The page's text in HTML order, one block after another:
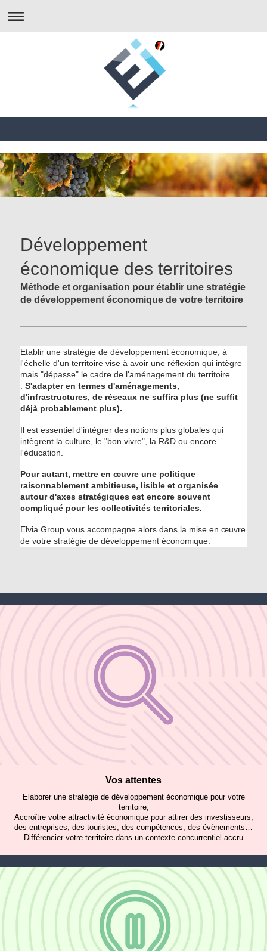
Développement
économique des territoires
Méthode et organisation pour établir une stratégie
de développement économique de votre territoire
Etablir une stratégie de développement économique, à
l'échelle d'un territoire vise à avoir une réflexion qui intègre
mais "dépasse" le cadre de l'aménagement du territoire
: S'adapter en termes d'aménagements,
d'infrastructures, de réseaux ne suffira plus (ne suffit
déjà probablement plus).
Il est essentiel d'intégrer des notions plus globales qui
intègrent la culture, le "bon vivre", la R&D ou encore
l'éducation.
Pour autant, mettre en œuvre une politique
raisonnablement ambitieuse, lisible et organisée
autour d'axes stratégiques est encore souvent
compliqué pour les collectivités territoriales.
Elvia Group vous accompagne alors dans la mise en œuvre
de votre stratégie de développement économique.
Vos attentes
Elaborer une stratégie de développement économique pour votre
territoire,
Accroître votre attractivité économique pour attirer des investisseurs,
des entreprises, des touristes, des compétences, des évènements…
Différencier votre territoire dans un contexte concurrentiel accru